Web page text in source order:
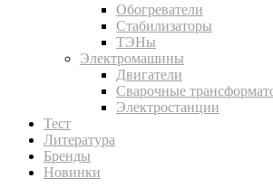
Обогреватели
Стабилизаторы
ТЭНы
Электромашины
Двигатели
Сварочные
Электростанции
Тест
Литература
Бренды
Новинки